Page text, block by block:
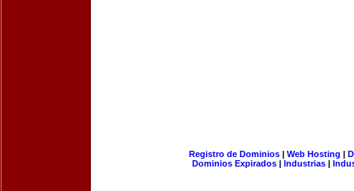
Registro de Dominios| Web Hosting |
Dominios Expirados | Industrias |